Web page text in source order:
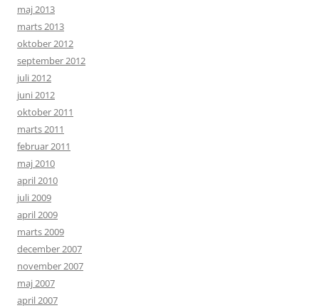
maj 2013
marts 2013
oktober 2012
september 2012
juli 2012
juni 2012
oktober 2011
marts 2011
februar 2011
maj 2010
april 2010
juli 2009
april 2009
marts 2009
december 2007
november 2007
maj 2007
april 2007